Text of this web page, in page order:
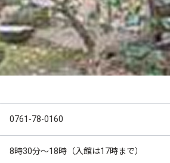
0761-78-0160
8時30分～18時（入館は17時まで）